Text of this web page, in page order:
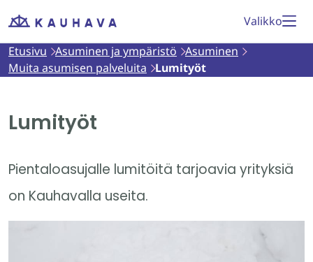
Siirry
Etusivu
Valikko
Etusivu Asuminen ja ympäristö Asuminen
Muita asumisen palveluita Lumityöt
Lumityöt
Pientaloasujalle lumitöitä tarjoavia yrityksiä
on Kauhavalla useita.